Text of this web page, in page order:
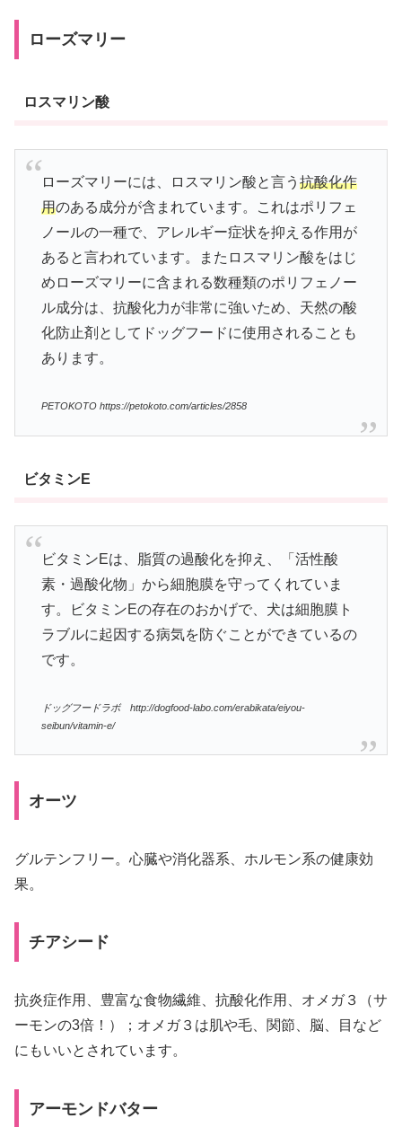
ローズマリー
ロスマリン酸
ローズマリーには、ロスマリン酸と言う 抗酸化作
用のある成分が含まれています。これはポリフェ
ノールの一種で、アレルギー症状を抑える作用が
あると言われています。またロスマリン酸をはじ
めローズマリーに含まれる数種類のポリフェノー
ル成分は、抗酸化力が非常に強いため、天然の酸
化防止剤としてドッグフードに使用されることも
あります。
PETOKOTO https://petokoto.com/articles/2858
ビタミンE
ビタミンEは、脂質の過酸化を抑え、「活性酸
素・過酸化物」から細胞膜を守ってくれていま
す。ビタミンEの存在のおかげで、犬は細胞膜ト
ラブルに起因する病気を防ぐことができているの
です。
ドッグフードラボ http://dogfood-labo.com/erabikata/eiyou-
seibun/vitamin-e/
オーツ
グルテンフリー。心臓や消化器系、ホルモン系の健康効
果。
チアシード
抗炎症作用、豊富な食物繊維、抗酸化作用、オメガ３（サ
ーモンの3倍！）；オメガ３は肌や毛、関節、脳、目など
にもいいとされています。
アーモンドバター